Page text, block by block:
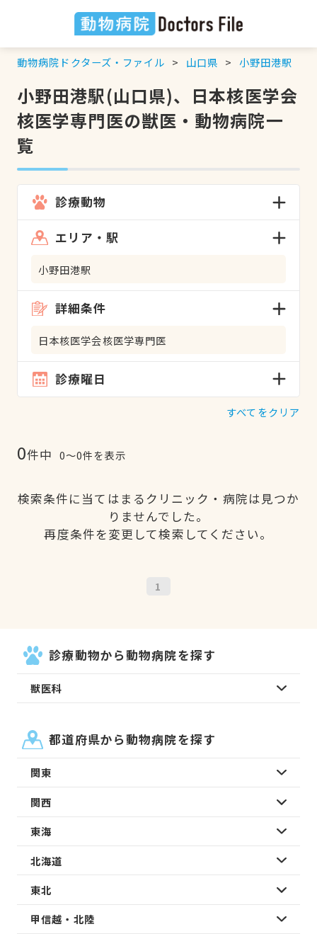
動物病院ドクターズ・ファイル 山口県 小野田港駅
小野田港駅(山口県)、日本核医学会
核医学専門医の獣医・動物病院一
覧
診療動物
エリア・駅
小野田港駅
詳細条件
日本核医学会核医学専門医
診療曜日
すべてをクリア
0件中 0〜0件を表示
検索条件に当てはまるクリニック・病院は見つか
りませんでした。
再度条件を変更して検索してください。
1
診療動物から動物病院を探す
獣医科
都道府県から動物病院を探す
関東
関西
東海
北海道
東北
甲信越・北陸